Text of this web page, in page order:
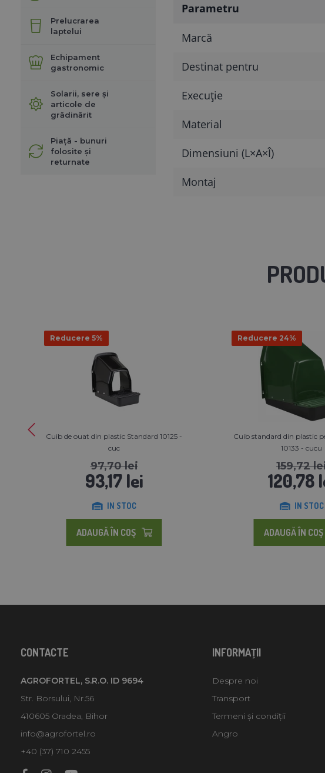
Prelucrarea
laptelui
Echipament
gastronomic
Solarii, sere și
articole de
grădinărit
Piață - bunuri
folosite și
returnate
Parametru
Marcă
Destinat pentru
Execuție
Material
Dimensiuni (L×A×Î)
Montaj
Reducere 5%
Cuib de ouat din plastic Standard 10125 -
cuc
97,70 lei
93,17 lei
IN STOC
ADAUGĂ ÎN COŞ
Reducere 24%
Cuib standard din plastic
10133 - cucu
159,72
120,78
IN STOC
ADAUGĂ ÎN COŞ
CONTACTE
AGROFORTEL, S.R.O. ID 9694
Str. Borsului, Nr.56
410605 Oradea, Bihor
info@agrofortel.ro
+40 (37) 710 2455
INFORMAŢII
Despre noi
Transport
Termeni și condiții
Angro